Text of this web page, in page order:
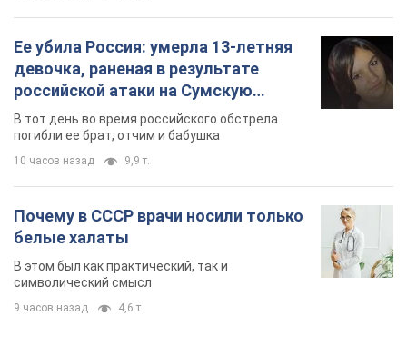
Ее убила Россия: умерла 13-летняя
девочка, раненая в результате
российской атаки на Сумскую
область. Фото
В тот день во время российского обстрела
погибли ее брат, отчим и бабушка
10 часов назад 9,9 т.
Почему в СССР врачи носили только
белые халаты
В этом был как практический, так и
символический смысл
9 часов назад 4,6 т.